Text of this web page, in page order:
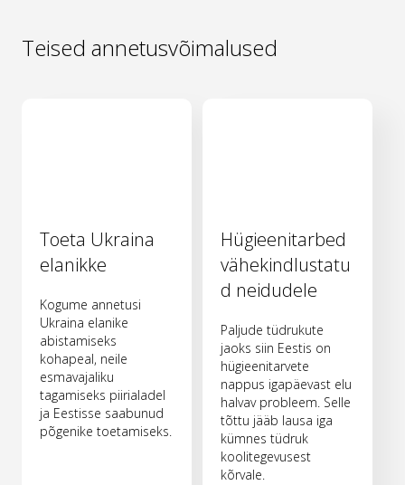
Teised annetusvõimalused
Toeta Ukraina
elanikke
Kogume annetusi
Ukraina elanike
abistamiseks
kohapeal, neile
esmavajaliku
tagamiseks piirialadel
ja Eestisse saabunud
põgenike toetamiseks.
Hügieenitarbed
vähekindlustatu
d neidudele
Paljude tüdrukute
jaoks siin Eestis on
hügieenitarvete
nappus igapäevast elu
halvav probleem. Selle
tõttu jääb lausa iga
kümnes tüdruk
koolitegevusest
kõrvale.